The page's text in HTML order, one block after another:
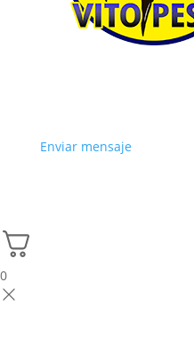
Enviar mensaje
0